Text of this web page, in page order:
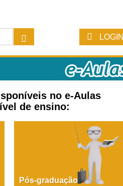
LOGIN
no e-Aulas
de ensino:
Pós-graduação